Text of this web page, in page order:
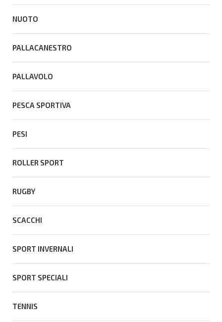
NUOTO
PALLACANESTRO
PALLAVOLO
PESCA SPORTIVA
PESI
ROLLER SPORT
RUGBY
SCACCHI
SPORT INVERNALI
SPORT SPECIALI
TENNIS